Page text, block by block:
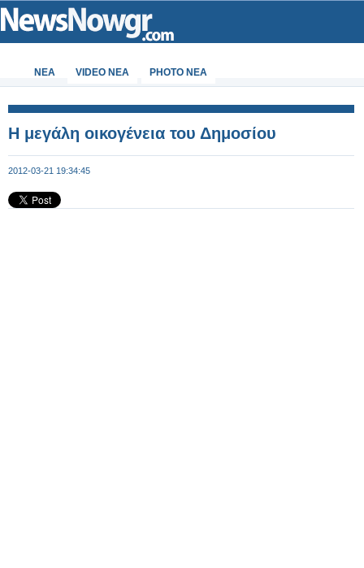
ΝΕΑ VIDEO NEA PHOTO NEA
Η μεγάλη οικογένεια του Δημοσίου
2012-03-21 19:34:45